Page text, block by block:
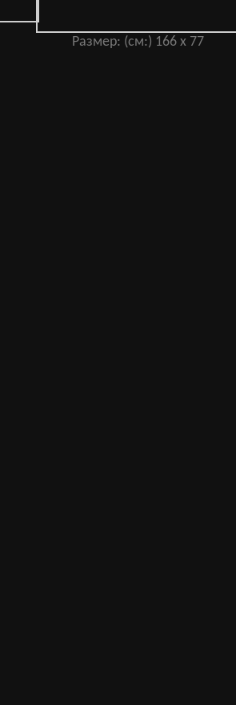
Размер: (см:) 166 x 77